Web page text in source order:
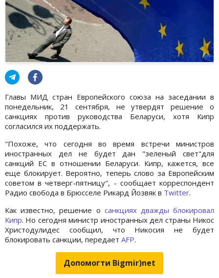
Главы МИД стран Европейского союза на заседании в
понедельник, 21 сентября, не утвердят решение о
санкциях против руководства Беларуси, хотя Кипр
согласился их поддержать.
"Похоже, что сегодня во время встречи министров
иностранных дел не будет дан "зеленый свет"для
санкций ЕС в отношении Беларуси. Кипр, кажется, все
еще блокирует. Вероятно, теперь слово за Европейским
советом в четверг-пятницу", - сообщает корреспондент
Радио свобода в Брюсселе Рикард Йозвяк в Twitter.
Как известно, решение о санкциях дважды блокировал
Кипр. Но сегодня министр иностранных дел страны Никос
Христодулидес сообщил, что Никосия не будет
блокировать санкции, передает AFP.
Допомогти Bigmir)net